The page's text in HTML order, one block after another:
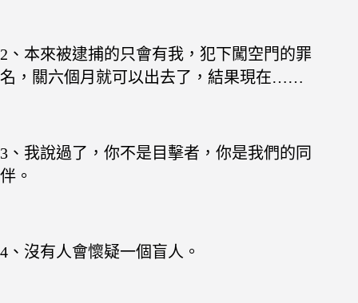
2、本來被逮捕的只會有我，犯下闖空門的罪
名，關六個月就可以出去了，結果現在……
3、我說過了，你不是目擊者，你是我們的同
伴。
4、沒有人會懷疑一個盲人。